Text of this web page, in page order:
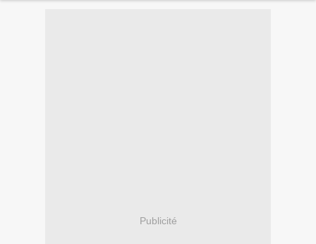
Publicité